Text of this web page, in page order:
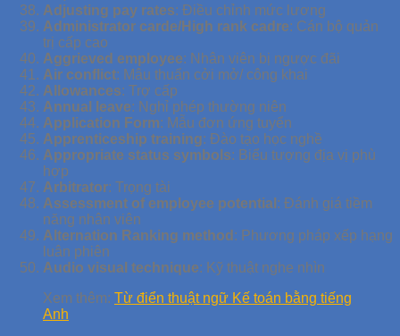
Adjusting pay rates: Điều chỉnh mức lương
Administrator carde/High rank cadre: Cán bộ quản
trị cấp cao
Aggrieved employee: Nhân viên bị ngược đãi
Air conflict: Mâu thuẩn cởi mở/ công khai
Allowances: Trợ cấp
Annual leave: Nghỉ phép thường niên
Application Form: Mẫu đơn ứng tuyển
Apprenticeship training: Đào tạo học nghề
Appropriate status symbols: Biểu tượng địa vị phù
hợp
Arbitrator: Trọng tài
Assessment of employee potential : Đánh giá tiềm
năng nhân viên
Alternation Ranking method : Phương pháp xếp hạng
luân phiên
Audio visual technique: Kỹ thuật nghe nhìn
Xem thêm: Từ điển thuật ngữ Kế toán bằng tiếng
Anh